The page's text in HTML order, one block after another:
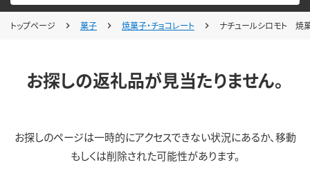
トップページ 菓子 焼菓子・チョコレート ナチュールシロモト 焼
お探しの返礼品が見当たりません。
お探しのページは一時的にアクセスできない状況にあるか、移動
もしくは削除された可能性があります。